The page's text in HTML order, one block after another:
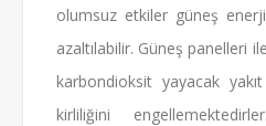
olumsuz etkiler güneş
azaltılabilir. Güneş panelleri
karbondioksit yayacak
kirliliğini